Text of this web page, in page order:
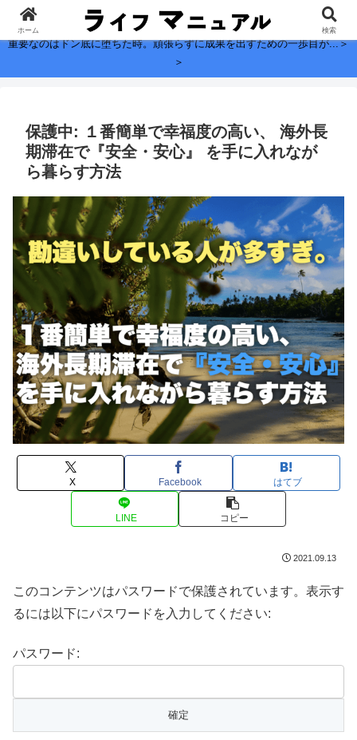
子どもに残したい、お金よりも大切なこと。
重要なのはドン底に堕ちた時。頑張らずに成果を出すための一歩目が...＞
＞
保護中: １番簡単で幸福度の高い、 海外長
期滞在で『安全・安心』 を手に入れなが
ら暮らす方法
X Facebook はてブ
LINE コピー
2021.09.13
このコンテンツはパスワードで保護されています。表示す
るには以下にパスワードを入力してください:
パスワード:
ホーム 検索